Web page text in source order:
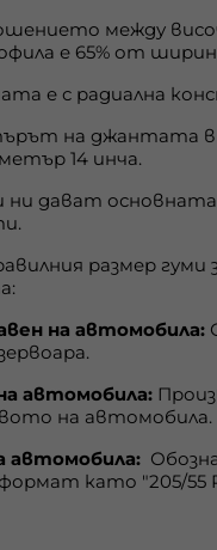
между
е 65% от
е с радиална
на джантата в
14 инча.
ни дават
размер
на автомобила:
автомобила:
на автомобила.
автомобила:
като "205/55